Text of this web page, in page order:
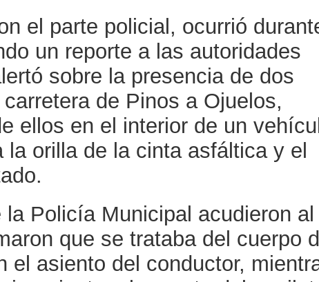
el parte policial, ocurrió
un reporte a las autoridades
sobre la presencia de dos
de Pinos a Ojuelos,
ellos en el interior de un
la orilla de la cinta asfáltica y el
Policía Municipal acudieron al
que se trataba del cuerpo
el asiento del conductor,